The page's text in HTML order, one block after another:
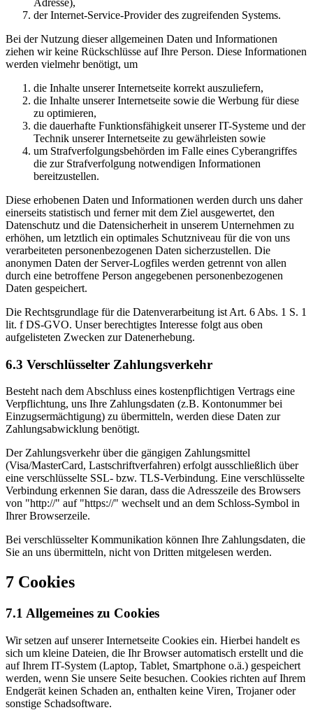
Adresse),
der Internet-Service-Provider des zugreifenden Systems.
Bei der Nutzung dieser allgemeinen Daten und Informationen
ziehen wir keine Rückschlüsse auf Ihre Person. Diese Informationen
werden vielmehr benötigt, um
die Inhalte unserer Internetseite korrekt auszuliefern,
die Inhalte unserer Internetseite sowie die Werbung für diese
zu optimieren,
die dauerhafte Funktionsfähigkeit unserer IT-Systeme und der
Technik unserer Internetseite zu gewährleisten sowie
um Strafverfolgungsbehörden im Falle eines Cyberangriffes
die zur Strafverfolgung notwendigen Informationen
bereitzustellen.
Diese erhobenen Daten und Informationen werden durch uns daher
einerseits statistisch und ferner mit dem Ziel ausgewertet, den
Datenschutz und die Datensicherheit in unserem Unternehmen zu
erhöhen, um letztlich ein optimales Schutzniveau für die von uns
verarbeiteten personenbezogenen Daten sicherzustellen. Die
anonymen Daten der Server-Logfiles werden getrennt von allen
durch eine betroffene Person angegebenen personenbezogenen
Daten gespeichert.
Die Rechtsgrundlage für die Datenverarbeitung ist Art. 6 Abs. 1 S. 1
lit. f DS-GVO. Unser berechtigtes Interesse folgt aus oben
aufgelisteten Zwecken zur Datenerhebung.
6.3 Verschlüsselter Zahlungsverkehr
Besteht nach dem Abschluss eines kostenpflichtigen Vertrags eine
Verpflichtung, uns Ihre Zahlungsdaten (z.B. Kontonummer bei
Einzugsermächtigung) zu übermitteln, werden diese Daten zur
Zahlungsabwicklung benötigt.
Der Zahlungsverkehr über die gängigen Zahlungsmittel
(Visa/MasterCard, Lastschriftverfahren) erfolgt ausschließlich über
eine verschlüsselte SSL- bzw. TLS-Verbindung. Eine verschlüsselte
Verbindung erkennen Sie daran, dass die Adresszeile des Browsers
von "http://" auf "https://" wechselt und an dem Schloss-Symbol in
Ihrer Browserzeile.
Bei verschlüsselter Kommunikation können Ihre Zahlungsdaten, die
Sie an uns übermitteln, nicht von Dritten mitgelesen werden.
7 Cookies
7.1 Allgemeines zu Cookies
Wir setzen auf unserer Internetseite Cookies ein. Hierbei handelt es
sich um kleine Dateien, die Ihr Browser automatisch erstellt und die
auf Ihrem IT-System (Laptop, Tablet, Smartphone o.ä.) gespeichert
werden, wenn Sie unsere Seite besuchen. Cookies richten auf Ihrem
Endgerät keinen Schaden an, enthalten keine Viren, Trojaner oder
sonstige Schadsoftware.